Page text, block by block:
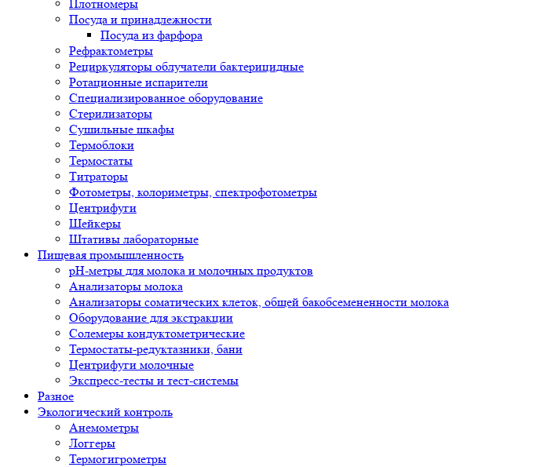
Плотномеры
Посуда и принадлежности
Посуда из фарфора
Рефрактометры
Рециркуляторы облучатели бактерицидные
Ротационные испарители
Специализированное оборудование
Стерилизаторы
Сушильные шкафы
Термоблоки
Термостаты
Титраторы
Фотометры, колориметры, спектрофотометры
Центрифуги
Шейкеры
Штативы лабораторные
Пищевая промышленность
pH-метры для молока и молочных продуктов
Анализаторы молока
Анализаторы соматических клеток, общей бакобсемененности молока
Оборудование для экстракции
Солемеры кондуктометрические
Термостаты-редуктазники, бани
Центрифуги молочные
Экспресс-тесты и тест-системы
Разное
Экологический контроль
Анемометры
Логгеры
Термогигрометры